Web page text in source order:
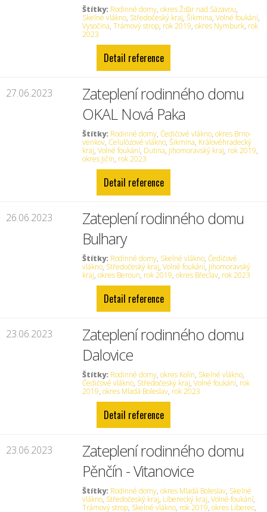
Štítky: Rodinné domy,okres Žďár nad Sázavou,
Skelné vlákno, Středočeský kraj,Šikmina,Volné foukání,
Vysočina,Trámový strop, rok 2019,okres Nymburk, rok
2023
Detail reference
27.06.2023
Zateplení rodinného domu
OKAL Nová Paka
Štítky: Rodinné domy,Čedičové vlákno,okres Brno-
venkov, Celulózové vlákno,Šikmina, Královéhradecký
kraj,Volné foukání, Dutina, Jihomoravský kraj, rok 2019,
okres Jičín, rok 2023
Detail reference
26.06.2023
Zateplení rodinného domu
Bulhary
Štítky: Rodinné domy, Skelné vlákno,Čedičové
vlákno, Středočeský kraj,Volné foukání, Jihomoravský
kraj,okres Beroun, rok 2019,okres Břeclav, rok 2023
Detail reference
23.06.2023
Zateplení rodinného domu
Dalovice
Štítky: Rodinné domy,okres Kolín, Skelné vlákno,
Čedičové vlákno, Středočeský kraj,Volné foukání, rok
2019,okres Mladá Boleslav, rok 2023
Detail reference
23.06.2023
Zateplení rodinného domu
Pěnčín - Vitanovice
Štítky: Rodinné domy,okres Mladá Boleslav, Skelné
vlákno, Středočeský kraj, Liberecký kraj,Volné foukání,
Trámový strop, Skelné vlákno, rok 2019,okres Liberec,